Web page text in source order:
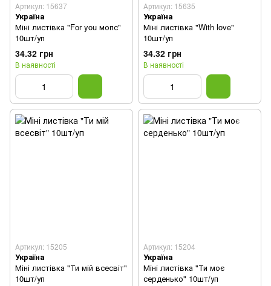
Артикул: 15637
Україна
Міні листівка "For you мопс"
10шт/уп
34.32 грн
В наявності
Артикул: 15635
Україна
Міні листівка "With love"
10шт/уп
34.32 грн
В наявності
Артикул: 15205
Україна
Міні листівка "Ти мій всесвіт"
10шт/уп
Артикул: 15204
Україна
Міні листівка "Ти моє
серденько" 10шт/уп